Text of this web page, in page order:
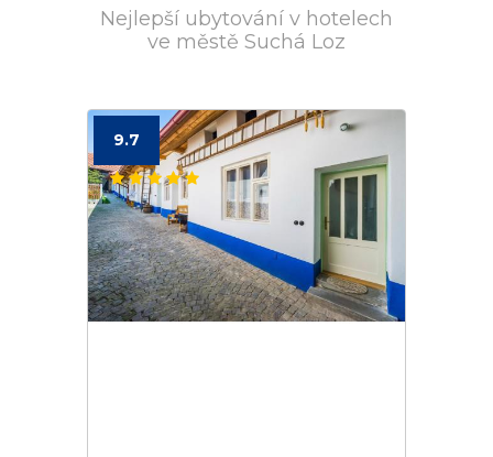
Nejlepší ubytování v hotelech
ve městě Suchá Loz
9.7